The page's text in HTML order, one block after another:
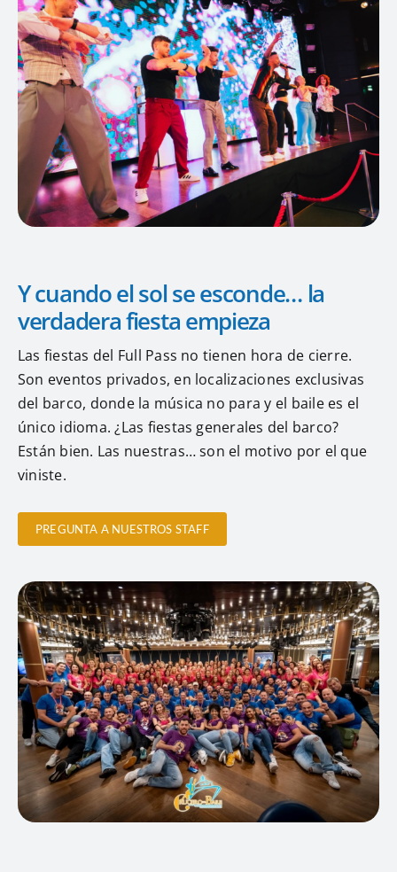
Y cuando el sol se esconde… la
verdadera fiesta empieza
Las fiestas del Full Pass no tienen hora de cierre.
Son eventos privados, en localizaciones exclusivas
del barco, donde la música no para y el baile es el
único idioma. ¿Las fiestas generales del barco?
Están bien. Las nuestras… son el motivo por el que
viniste.
PREGUNTA A NUESTROS STAFF